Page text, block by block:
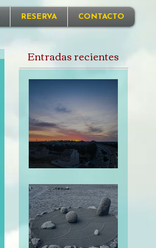
RESERVA CONTACTO
Entradas recientes